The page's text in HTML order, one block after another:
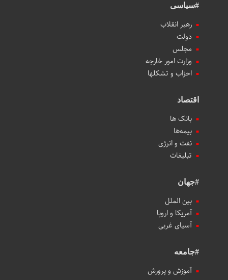
#سیاسی
رهبر انقلاب
دولت
مجلس
وزارت امور خارجه
احزاب و تشکلها
اقتصاد
بانک ها
بیمه‌ها
نفت و انرژی
تبلیغات
#جهان
بین الملل
آمریکا و اروپا
آسیای غربی
#جامعه
آموزش و پرورش